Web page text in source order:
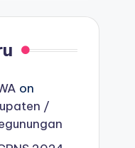
on
/